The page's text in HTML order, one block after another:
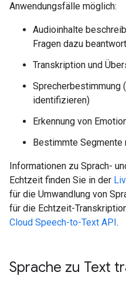
Anwendungsfälle möglich:
Audioinhalte
Fragen dazu
Transkription und
Sprecherbestimmung
identifizieren)
Erkennung von
Bestimmte
Informationen zu Sprach-
Echtzeit finden Sie in der
für die Umwandlung von
für die Echtzeit-
Cloud Speech-to-Text API.
Sprache zu Text